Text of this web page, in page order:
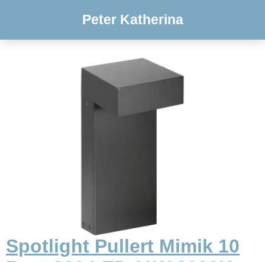
Peter Katherina
Spotlight Pullert Mimik 10